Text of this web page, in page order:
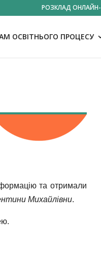
РОЗКЛАД ОНЛАЙН-
ОСВІТНЬОГО ПРОЦЕСУ
та отримали
Михайлівни.